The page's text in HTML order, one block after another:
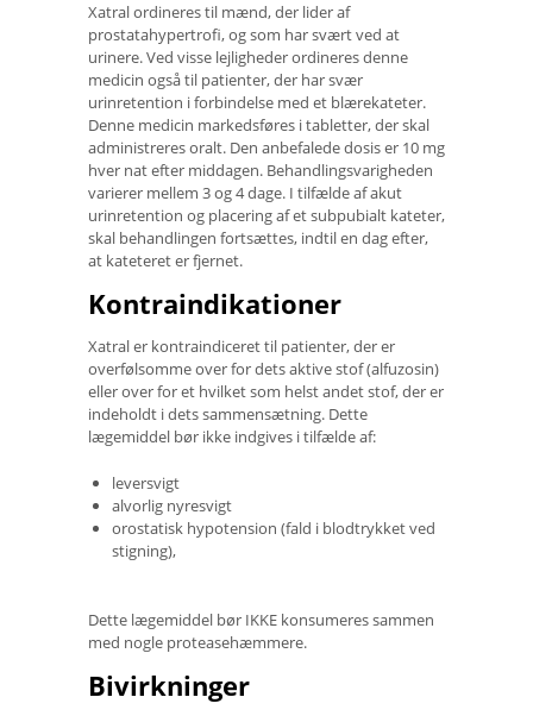
Xatral ordineres til mænd, der lider af
prostatahypertrofi, og som har svært ved at
urinere. Ved visse lejligheder ordineres denne
medicin også til patienter, der har svær
urinretention i forbindelse med et blærekateter.
Denne medicin markedsføres i tabletter, der skal
administreres oralt. Den anbefalede dosis er 10 mg
hver nat efter middagen. Behandlingsvarigheden
varierer mellem 3 og 4 dage. I tilfælde af akut
urinretention og placering af et subpubialt kateter,
skal behandlingen fortsættes, indtil en dag efter,
at kateteret er fjernet.
Kontraindikationer
Xatral er kontraindiceret til patienter, der er
overfølsomme over for dets aktive stof (alfuzosin)
eller over for et hvilket som helst andet stof, der er
indeholdt i dets sammensætning. Dette
lægemiddel bør ikke indgives i tilfælde af:
leversvigt
alvorlig nyresvigt
orostatisk hypotension (fald i blodtrykket ved
stigning),
Dette lægemiddel bør IKKE konsumeres sammen
med nogle proteasehæmmere.
Bivirkninger